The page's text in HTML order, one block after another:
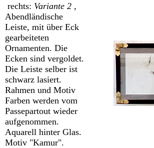
rechts: Variante 2 ,
Abendländische
Leiste, mit über Eck
gearbeiteten
Ornamenten. Die
Ecken sind vergoldet.
Die Leiste selber ist
schwarz lasiert.
Rahmen und Motiv
Farben werden vom
Passepartout wieder
aufgenommen.
Aquarell hinter Glas.
Motiv "Kamur".